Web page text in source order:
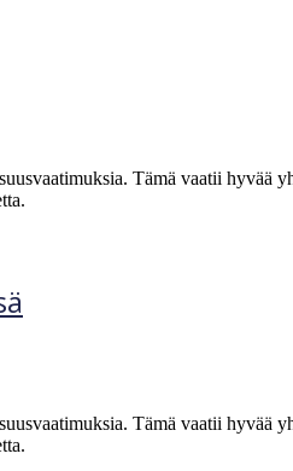
Tämä vaatii
Tämä vaatii